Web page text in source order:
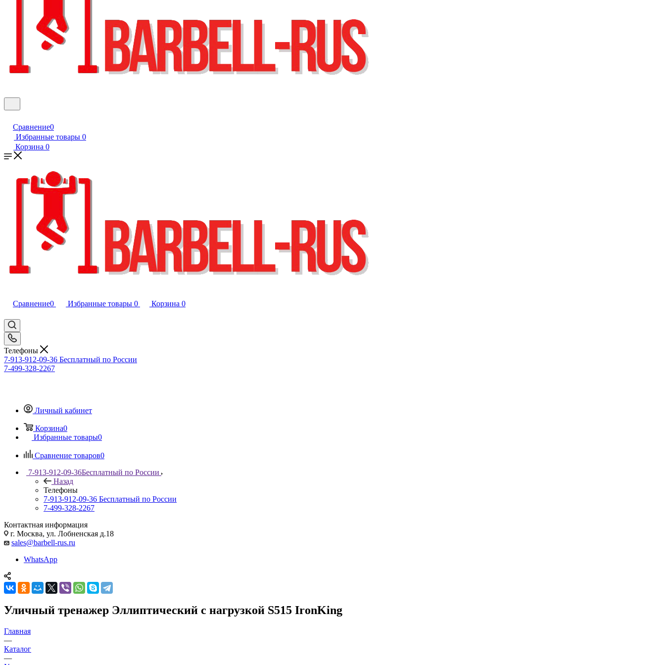
Сравнение0
Избранные товары 0
Корзина 0
Сравнение0 Избранные товары 0 Корзина 0
Телефоны
7-913-912-09-36 Бесплатный по России
7-499-328-2267
Личный кабинет
Корзина0
Избранные товары0
Сравнение товаров0
7-913-912-09-36Бесплатный по России
Назад
Телефоны
7-913-912-09-36 Бесплатный по России
7-499-328-2267
Контактная информация
г. Москва, ул. Лобненская д.18
sales@barbell-rus.ru
WhatsApp
Уличный тренажер Эллиптический с нагрузкой S515 IronKing
Главная
—
Каталог
—